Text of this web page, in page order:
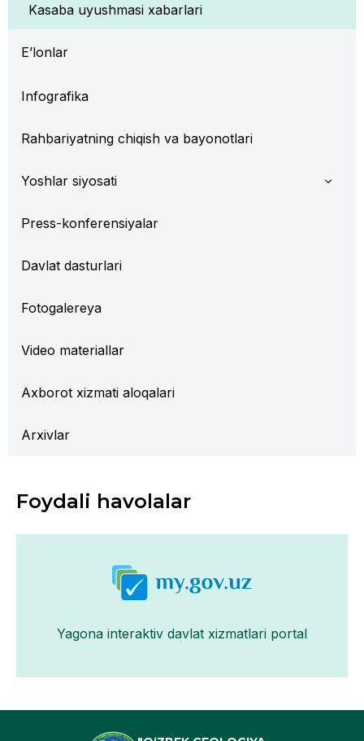
Kasaba uyushmasi xabarlari
E’lonlar
Infografika
Rahbariyatning chiqish va bayonotlari
Yoshlar siyosati
Press-konferensiyalar
Davlat dasturlari
Fotogalereya
Video materiallar
Axborot xizmati aloqalari
Arxivlar
Foydali havolalar
Yagona interaktiv davlat xizmatlari portal